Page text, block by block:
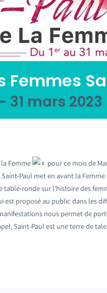
Femmes
- 31 mars 2023
Femme
pour ce mois de
Saint-Paul met en avant la
table-ronde sur l’histoire des
est proposé au public dans les
nous permet de
Saint-Paul est une terre de